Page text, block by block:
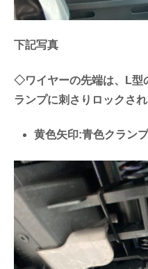
下記写真
◇ワイヤーの先端は、L型
ランプに刺さりロックされ
黄色矢印:青色クラン